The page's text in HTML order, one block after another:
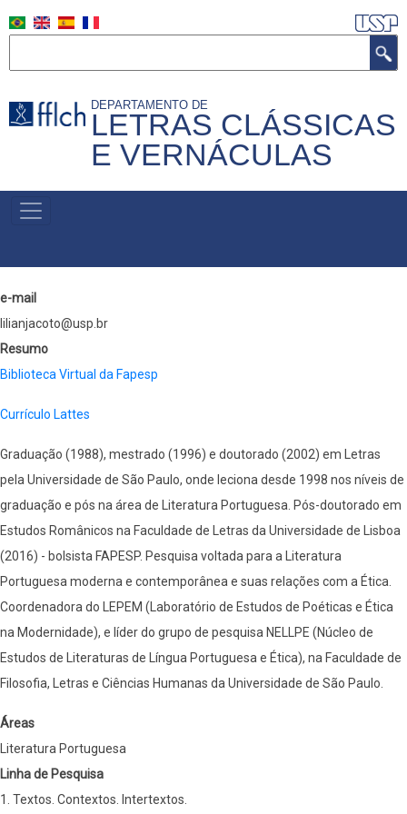
para
principal
DEPARTAMENTO DE
LETRAS CLÁSSICAS
E VERNÁCULAS
MENU
e-mail
lilianjacoto@usp.br
Resumo
Biblioteca Virtual da Fapesp
Currículo Lattes
Graduação (1988), mestrado (1996) e doutorado (2002) em Letras
pela Universidade de São Paulo, onde leciona desde 1998 nos níveis de
graduação e pós na área de Literatura Portuguesa. Pós-doutorado em
Estudos Românicos na Faculdade de Letras da Universidade de Lisboa
(2016) - bolsista FAPESP. Pesquisa voltada para a Literatura
Portuguesa moderna e contemporânea e suas relações com a Ética.
Coordenadora do LEPEM (Laboratório de Estudos de Poéticas e Ética
na Modernidade), e líder do grupo de pesquisa NELLPE (Núcleo de
Estudos de Literaturas de Língua Portuguesa e Ética), na Faculdade de
Filosofia, Letras e Ciências Humanas da Universidade de São Paulo.
Áreas
Literatura Portuguesa
Linha de Pesquisa
1. Textos. Contextos. Intertextos.